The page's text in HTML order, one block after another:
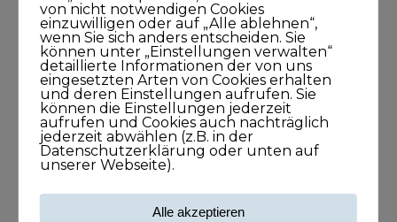
Kategorien
Blog
KUNDISCHgedacht
KUNDISCHimpuls
KUNDISCHkonkret
von nicht notwendigen Cookies
einzuwilligen oder auf „Alle ablehnen“,
wenn Sie sich anders entscheiden. Sie
können unter „Einstellungen verwalten“
detaillierte Informationen der von uns
eingesetzten Arten von Cookies erhalten
und deren Einstellungen aufrufen. Sie
können die Einstellungen jederzeit
aufrufen und Cookies auch nachträglich
jederzeit abwählen (z.B. in der
Datenschutzerklärung oder unten auf
unserer Webseite).
Alle akzeptieren